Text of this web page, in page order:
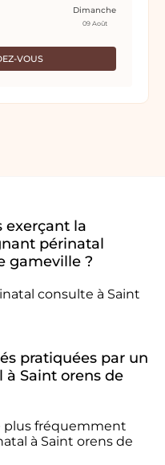
VOUS
Dimanche
09 Août
exerçant la
périnatal
gameville ?
consulte à Saint
pratiquées par un
Saint orens de
plus fréquemment
à Saint orens de